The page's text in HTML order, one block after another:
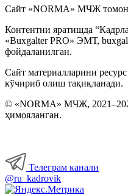
Меҳнат шартномаси
HR-менежмент
Янги таҳрирдаги Меҳнат
Сайт «NORMA» МЧЖ
Контентни яратишда
«Buxgalter PRO» ЭМТ,
фойдаланилган.
Сайт материалларини
кўчириб олиш тақиқланади.
© «NORMA» МЧЖ,
ҳимояланган.
Телеграм канали
@ru_kadrovik